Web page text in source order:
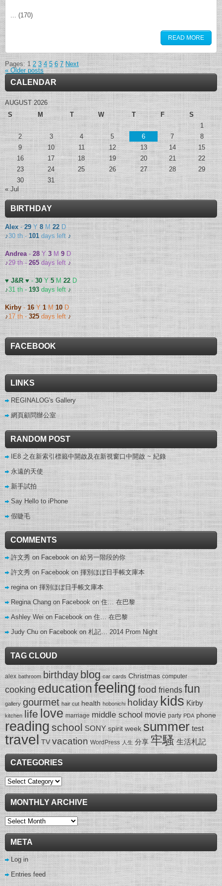
... (170)
READ MORE
Pages:1 2 3 4 5 6 7 Next
«Older posts
CALENDAR
AUGUST 2026
S
M T W T F
S
1
2
3 4 5 6 7
8
9
10 11 12 13 14
15
16
17 18 19 20 21
22
23
24 25 26 27 28
29
30
31
« Jul
BIRTHDAY
Alex-29Y8M22 D
♪30 th -101days left♪
Andrea-28 Y3M9D
♪29 th -265days left♪
♥ J&R ♥-30Y5M22D
♪31 th -193days left♪
Kirby-16Y1M10D
♪17 th -325days left♪
FACEBOOK
LINKS
REGINALOG's Gallery
網頁顧問辦公室
RANDOM POST
IE8 之在新索引標籤中開啟及在新視窗口中開啟 ~ 紀錄
永遠的天使
新手試拍
Say Hello to iPhone
假睫毛
COMMENTS
許文秀 on Facebookon給另一階段的你
許文秀 on Facebookon揮別ほぼ日手帳文庫本
reginaon揮別ほぼ日手帳文庫本
Regina Chang on Facebookon住… 在巴黎
Ashley Wei on Facebookon住… 在巴黎
Judy Chu on Facebookon札記… 2014 Prom Night
TAG CLOUD
alex bathroom birthdayblog car cards Christmas computer
cooking educationfeelingfood friends fun
gallery gourmet hair cut health hobonichi holiday kids Kirby
kitchen life love marriage middle school movie party PDA phone
readingschool SONY spirit week summer test
travel TV vacation WordPress 人生 分享 牢騷 生活札記
CATEGORIES
Categories
MONTHLY ARCHIVE
Monthly
Archive
META
Log in
Entries feed